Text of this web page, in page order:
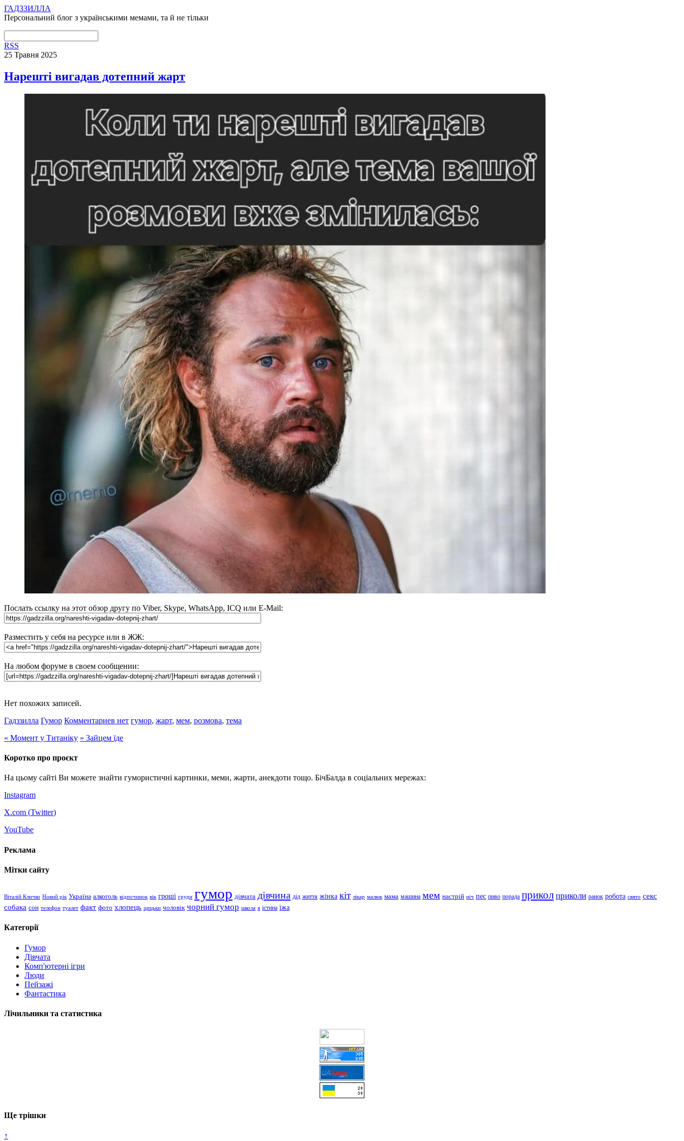
ГАДЗЗИЛЛА
Персональний блог з українськими мемами, та й не тільки
RSS
25 Травня 2025
Нарешті вигадав дотепний жарт
Послать ссылку на этот обзор другу по Viber, Skype, WhatsApp, ICQ или E-Mail:
Разместить у себя на ресурсе или в ЖЖ:
На любом форуме в своем сообщении:
Нет похожих записей.
Гадззилла Гумор Комментариев нет гумор, жарт, мем, розмова, тема
« Момент у Титаніку » Зайцем їде
Коротко про проєкт
На цьому сайті Ви можете знайти гумористичні картинки, меми, жарти, анекдоти тощо. БічБалда в соціальних мережах:
Instagram
X.com (Twitter)
YouTube
Реклама
Мітки сайту
Віталій Кличко Новий рік Україна алкоголь відпочинок вік гроші груди гумор дівчата дівчина дід життя жінка кіт лікар малюк мама машина мем настрій ніч пес пиво порада прикол приколи ранок робота свято секс
собака сон телефон туалет факт фото хлопець цицьки чоловік чорний гумор школа я істина їжа
Категорії
Гумор
Дівчата
Комп'ютерні ігри
Люди
Пейзажі
Фантастика
Лічильники та статистика
Ще трішки
↑